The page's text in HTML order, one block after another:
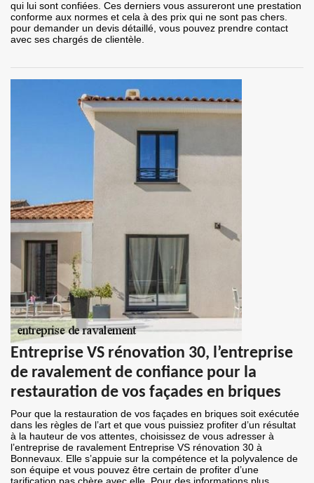
qui lui sont confiées. Ces derniers vous assureront une prestation
conforme aux normes et cela à des prix qui ne sont pas chers.
pour demander un devis détaillé, vous pouvez prendre contact
avec ses chargés de clientèle.
Entreprise VS rénovation 30, l’entreprise
de ravalement de confiance pour la
restauration de vos façades en briques
Pour que la restauration de vos façades en briques soit exécutée
dans les règles de l’art et que vous puissiez profiter d’un résultat
à la hauteur de vos attentes, choisissez de vous adresser à
l’entreprise de ravalement Entreprise VS rénovation 30 à
Bonnevaux. Elle s’appuie sur la compétence et la polyvalence de
son équipe et vous pouvez être certain de profiter d’une